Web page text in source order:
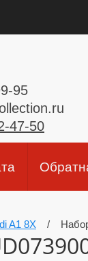
95
47-50
A1 8X /